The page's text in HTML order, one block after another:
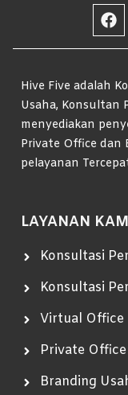
Hive Five adalah
Usaha, Konsultan
menyediakan
Private Office dan
pelayanan
LAYANAN
Konsultasi
Konsultasi
Virtual Office
Private Office
Branding